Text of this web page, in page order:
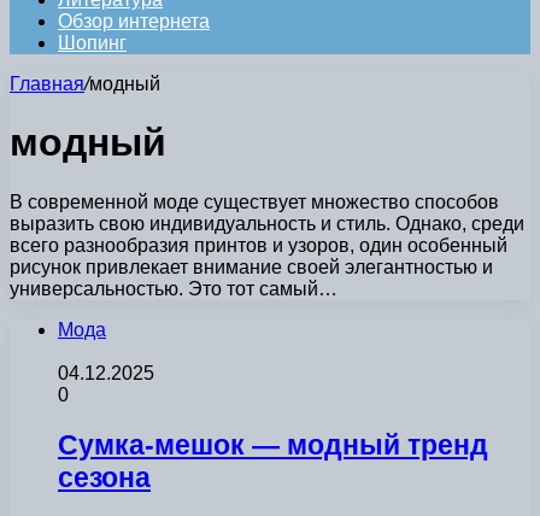
Обзор интернета
Шопинг
Главная/модный
модный
В современной моде существует множество способов
выразить свою индивидуальность и стиль. Однако, среди
всего разнообразия принтов и узоров, один особенный
рисунок привлекает внимание своей элегантностью и
универсальностью. Это тот самый…
Мода
04.12.2025
0
Сумка-мешок — модный тренд
сезона